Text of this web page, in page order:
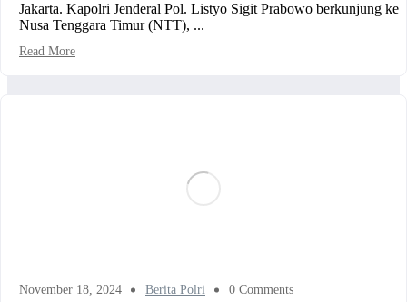
Jakarta. Kapolri Jenderal Pol. Listyo Sigit Prabowo berkunjung ke
Nusa Tenggara Timur (NTT), ...
Read More
November 18, 2024 Berita Polri 0 Comments